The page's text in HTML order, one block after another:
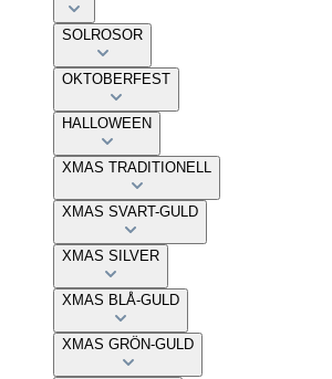
SOLROSOR
OKTOBERFEST
HALLOWEEN
XMAS TRADITIONELL
XMAS SVART-GULD
XMAS SILVER
XMAS BLÅ-GULD
XMAS GRÖN-GULD